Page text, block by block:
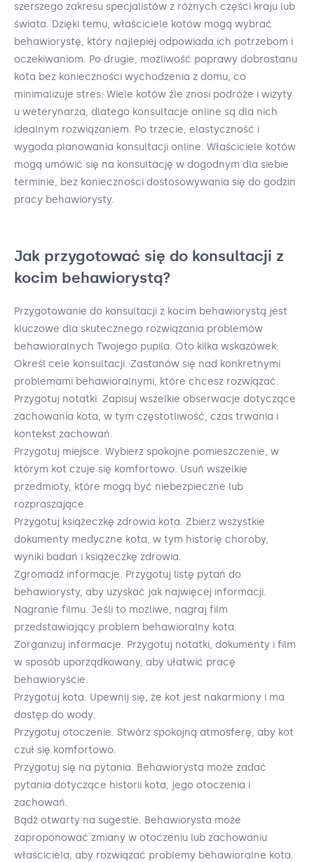
szerszego zakresu specjalistów z różnych części kraju lub
świata. Dzięki temu, właściciele kotów mogą wybrać
behawiorystę, który najlepiej odpowiada ich potrzebom i
oczekiwaniom. Po drugie, możliwość poprawy dobrostanu
kota bez konieczności wychodzenia z domu, co
minimalizuje stres. Wiele kotów źle znosi podróże i wizyty
u weterynarza, dlatego konsultacje online są dla nich
idealnym rozwiązaniem. Po trzecie, elastyczność i
wygoda planowania konsultacji online. Właściciele kotów
mogą umówić się na konsultację w dogodnym dla siebie
terminie, bez konieczności dostosowywania się do godzin
pracy behawiorysty.
Jak przygotować się do konsultacji z
kocim behawiorystą?
Przygotowanie do konsultacji z kocim behawiorystą jest
kluczowe dla skutecznego rozwiązania problemów
behawioralnych Twojego pupila. Oto kilka wskazówek:
Określ cele konsultacji. Zastanów się nad konkretnymi
problemami behawioralnymi, które chcesz rozwiązać.
Przygotuj notatki. Zapisuj wszelkie obserwacje dotyczące
zachowania kota, w tym częstotliwość, czas trwania i
kontekst zachowań.
Przygotuj miejsce. Wybierz spokojne pomieszczenie, w
którym kot czuje się komfortowo. Usuń wszelkie
przedmioty, które mogą być niebezpieczne lub
rozpraszające.
Przygotuj książeczkę zdrowia kota. Zbierz wszystkie
dokumenty medyczne kota, w tym historię choroby,
wyniki badań i książeczkę zdrowia.
Zgromadź informacje. Przygotuj listę pytań do
behawiorysty, aby uzyskać jak najwięcej informacji.
Nagranie filmu. Jeśli to możliwe, nagraj film
przedstawiający problem behawioralny kota.
Zorganizuj informacje. Przygotuj notatki, dokumenty i film
w sposób uporządkowany, aby ułatwić pracę
behawioryście.
Przygotuj kota. Upewnij się, że kot jest nakarmiony i ma
dostęp do wody.
Przygotuj otoczenie. Stwórz spokojną atmosferę, aby kot
czuł się komfortowo.
Przygotuj się na pytania. Behawiorysta może zadać
pytania dotyczące historii kota, jego otoczenia i
zachowań.
Bądź otwarty na sugestie. Behawiorysta może
zaproponować zmiany w otoczeniu lub zachowaniu
właściciela, aby rozwiązać problemy behawioralne kota.